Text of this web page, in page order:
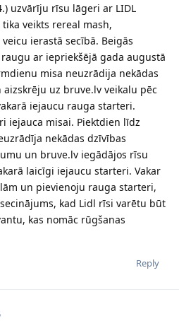
uzvārīju rīsu lāgeri ar LIDL
veikts rereal mash,
ierastā secībā. Beigās
ar iepriekšējā gada augustā
misa neuzrādija nekādas
uz bruve.lv veikalu pēc
iejaucu rauga starteri.
iejauca misai. Piektdien līdz
nekādas dzīvības
un bruve.lv iegādājos rīsu
laicīgi iejaucu starteri. Vakar
un pievienoju rauga starteri,
kad Lidl rīsi varētu būt
kas nomāc rūgšanas
Reply